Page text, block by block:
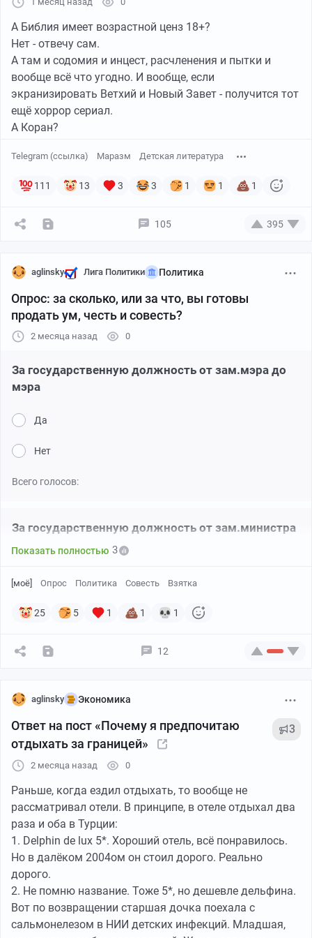
А Библия имеет возрастной ценз 18+?
Нет - отвечу сам.
А там и содомия и инцест, расчленения и пытки и
вообще всё что угодно. И вообще, если
экранизировать Ветхий и Новый Завет - получится тот
ещё хоррор сериал.
А Коран?
Telegram (ссылка) Маразм Детская литература
111 13 3 3 1 1 1
105 395
aglinsky Лига Политики Политика
Опрос: за сколько, или за что, вы готовы
продать ум, честь и совесть?
2 месяца назад 0
За государственную должность от зам.мэра до
мэра
Да
Нет
Всего голосов:
За государственную должность от зам.министра
до министра
Да
Нет
скрежетать зубами.
Всего голосов:
Показать полностью 3
[моё] Опрос Политика Совесть Взятка
25 5 1 1 1
12
aglinsky Экономика
Ответ на пост «Почему я предпочитаю
отдыхать за границей»
3
2 месяца назад 0
Раньше, когда ездил отдыхать, то вообще не
рассматривал отели. В принципе, в отеле отдыхал два
раза и оба в Турции:
1. Delphin de lux 5*. Хороший отель, всё понравилось.
Но в далёком 2004ом он стоил дорого. Реально
дорого.
2. Не помню название. Тоже 5*, но дешевле дельфина.
Вот по возвращении старшая дочка поехала с
сальмонелезом в НИИ детских инфекций. Младшая,